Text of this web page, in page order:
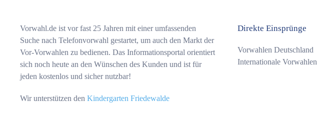
Vorwahl.de ist vor fast 25 Jahren mit einer umfassenden
Suche nach Telefonvorwahl gestartet, um auch den Markt der
Vor-Vorwahlen zu bedienen. Das Informationsportal orientiert
sich noch heute an den Wünschen des Kunden und ist für
jeden kostenlos und sicher nutzbar!
Wir unterstützen den Kindergarten Friedewalde
Direkte Einsprünge
Vorwahlen Deutschland
Internationale Vorwahlen